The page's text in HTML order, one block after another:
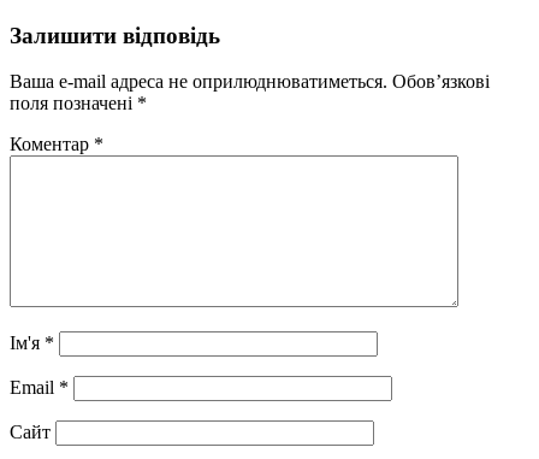
Залишити відповідь
Ваша e-mail адреса не оприлюднюватиметься. Обов’язкові
поля позначені *
Коментар *
Ім'я *
Email *
Сайт